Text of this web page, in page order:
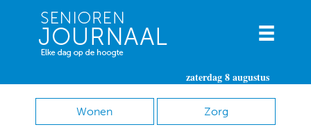
zaterdag 8 augustus
Wonen Zorg